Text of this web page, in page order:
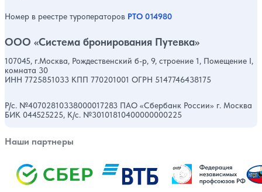
Номер в реестре туроператоров РТО 014980
ООО «Система бронирования Путевка»
107045, г.Москва, Рождественский б-р, 9, строение 1, Помещение I,
комната 30
ИНН 7725851033 КПП 770201001 ОГРН 5147746438175
Р/с. №40702810338000017283 ПАО «Сбербанк России» г. Москва
БИК 044525225, К/с. №30101810400000000225
Наши партнеры